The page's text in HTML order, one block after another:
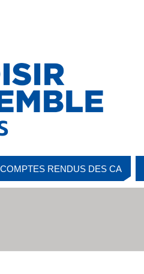
COMPTES RENDUS DES CA